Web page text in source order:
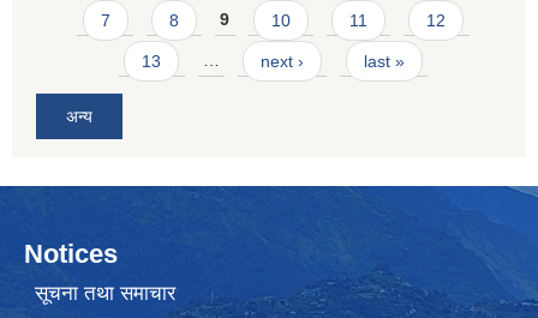
7 8 9 10 11 12
13 … next › last »
अन्य
Notices
सूचना तथा समाचार